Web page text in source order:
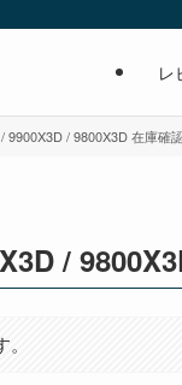
レ
9900X3D / 9800X3D 在庫確
/